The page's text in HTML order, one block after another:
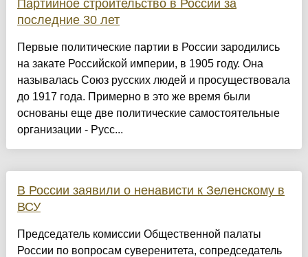
Партийное строительство в России за
последние 30 лет
Первые политические партии в России зародились
на закате Российской империи, в 1905 году. Она
называлась Союз русских людей и просуществовала
до 1917 года. Примерно в это же время были
основаны еще две политические самостоятельные
организации - Русс...
В России заявили о ненависти к Зеленскому в
ВСУ
Председатель комиссии Общественной палаты
России по вопросам суверенитета, сопредседатель